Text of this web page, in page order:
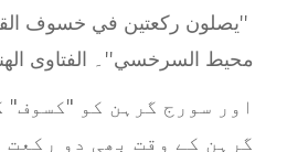
''يصلون ركعتين في خسوف
محيط السرخسي''۔ الفتاوى الهندية
اور سورج گرہن کو
گرہن کے وقت بھی دو رکعت